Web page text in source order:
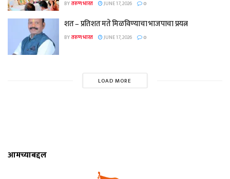
BYतरुण भारत JUNE 17, 2026 0
शत – प्रतिशत मते मिळविण्याचा भाजपाचा प्रयत्न
BYतरुण भारत JUNE 17, 2026 0
LOAD MORE
आमच्याबद्दल